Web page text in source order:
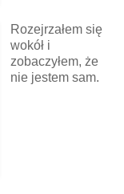
Rozejrzałem się
wokół i
zobaczyłem, że
nie jestem sam.